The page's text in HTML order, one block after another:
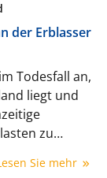
der Erblasser
Todesfall an,
liegt und
zu
Sie mehr